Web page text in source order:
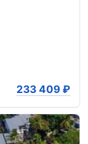
233 409 ₽